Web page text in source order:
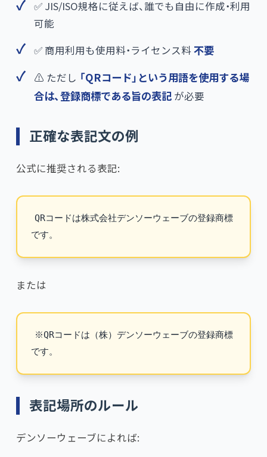
✅ JIS/ISO規格に従えば、誰でも自由に作成・利用
可能
✅ 商用利用も使用料・ライセンス料 不要
⚠️ ただし ​「QRコード」という用語を使用する場
合は、登録商標である旨の表記 が必要
正確な表記文の例
公式に推奨される表記:
QRコードは株式会社デンソーウェーブの登録商標
または
※QRコードは（株）デンソーウェーブの登録商標
表記場所のルール
デンソーウェーブによれば: